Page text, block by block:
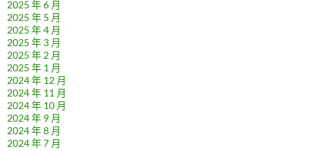
2025 年 6 月
2025 年 5 月
2025 年 4 月
2025 年 3 月
2025 年 2 月
2025 年 1 月
2024 年 12 月
2024 年 11 月
2024 年 10 月
2024 年 9 月
2024 年 8 月
2024 年 7 月